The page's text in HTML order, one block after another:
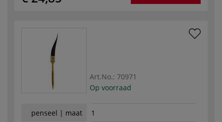
Art.No.: 70971
Op voorraad
penseel | maat
1